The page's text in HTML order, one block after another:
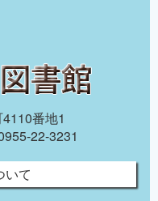
番地1
22-3231
いて